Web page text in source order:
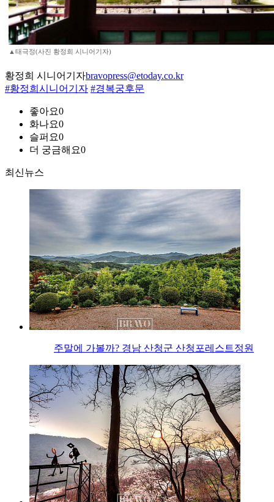
▲태극정(사진 황정희 시니어기자)
황정희 시니어기자bravopress@etoday.co.kr
#황정희시니어기자 #경복궁후문
좋아요0
화나요0
슬퍼요0
더 궁금해요0
최신뉴스
주말에 가볼까? 경남 산청군 산청포레스트정원